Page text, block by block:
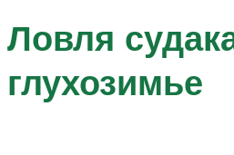
Ловля
глухозимье